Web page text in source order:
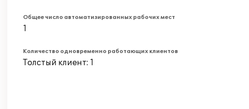
Общее число автоматизированных рабочих мест
1
Количество одновременно работающих клиентов
Толстый клиент: 1